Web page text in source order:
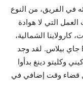
في الفريق، من النوع
التي لا هوادة
الشمالية،
وهي موطن محلل كرة السلة في كلية ESPN جاي بيلاس. لقد وجد
وكليتو دينغ بدأوا
قضاء وقت إضافي في